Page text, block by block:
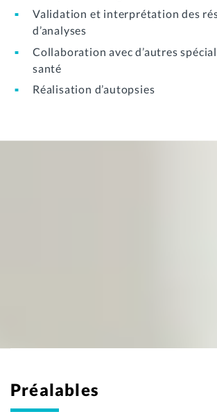
Validation et interprétation des
d’analyses
Collaboration avec d’autres
santé
Réalisation d’autopsies
Préalables